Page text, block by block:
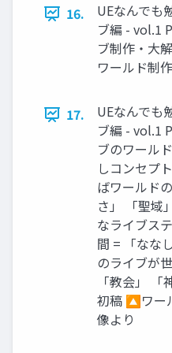
16.
UEなんでも
ブ編 - vol.1
ブ制作・大
ワールド制
17.
UEなんでも
ブ編 - vol.1
ブのワール
しコンセプ
ばワールド
さ」 「聖域
なライブス
間 = 「なな
のライブが
「教会」
初稿 🔼ワー
像より